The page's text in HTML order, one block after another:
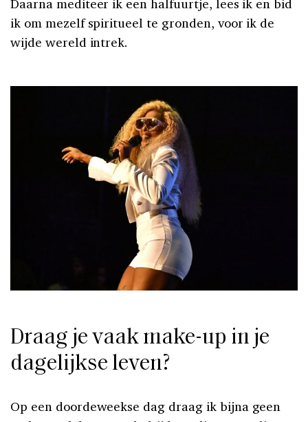
ik om mezelf spiritueel te gronden, voor ik de
wijde wereld intrek.
Draag je vaak make-up in je
dagelijkse leven?
Op een doordeweekse dag draag ik bijna geen